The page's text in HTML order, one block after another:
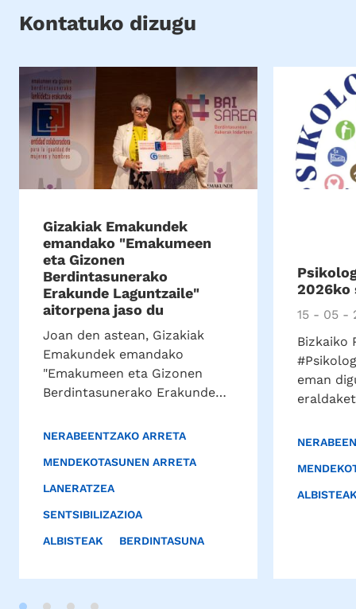
Kontatuko dizugu
Gizakiak Emakundek
emandako "Emakumeen
eta Gizonen
Berdintasunerako
Erakunde Laguntzaile"
aitorpena jaso du
Joan den astean, Gizakiak
Emakundek emandako
"Emakumeen eta Gizonen
Berdintasunerako Erakunde…
NERABEENTZAKO ARRETA
MENDEKOTASUNEN ARRETA
LANERATZEA
SENTSIBILIZAZIOA
ALBISTEAK BERDINTASUNA
2026ko
15 - 05 -
Bizkaiko
eman